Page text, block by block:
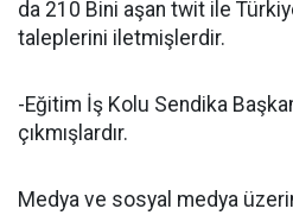
da 210 Bini aşan twit ile
taleplerini iletmişlerdir.
-Eğitim İş Kolu Sendika
çıkmışlardır.
Medya ve sosyal medya